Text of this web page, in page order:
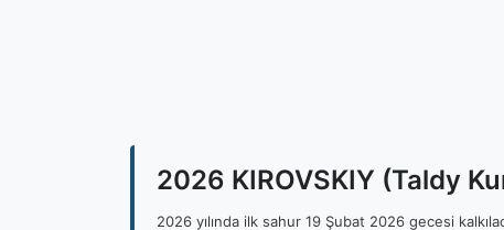
2026 KIROVSKIY (Taldy
2026 yılında ilk sahur 19 Şubat 2026 gecesi